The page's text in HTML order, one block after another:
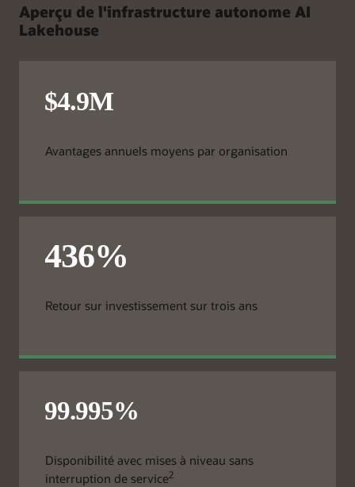
Aperçu de l'infrastructure autonome AI
Lakehouse
Avantages annuels moyens par organisation
Retour sur investissement sur trois ans
Disponibilité avec mises à niveau sans
interruption de service2